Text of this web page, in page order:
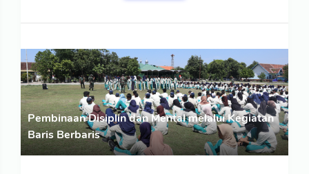
Pembinaan Disiplin dan Mental melalui Kegiatan
Baris Berbaris